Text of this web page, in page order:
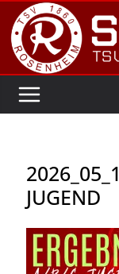
Zum
Inhalt
springen
JUGEND